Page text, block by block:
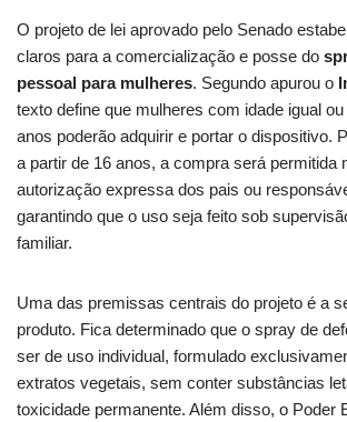
O projeto de lei aprovado pelo Senado
claros para a comercialização e posse do
pessoal para mulheres. Segundo apurou o
texto define que mulheres com idade igual
anos poderão adquirir e portar o dispositivo.
a partir de 16 anos, a compra será permitida
autorização expressa dos pais ou
garantindo que o uso seja feito sob
familiar.
Uma das premissas centrais do projeto é a
produto. Fica determinado que o spray de
ser de uso individual, formulado
extratos vegetais, sem conter substâncias
toxicidade permanente. Além disso, o Poder